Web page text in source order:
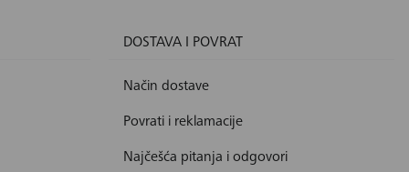
DOSTAVA I POVRAT
Način dostave
Povrati i reklamacije
Najčešća pitanja i odgovori